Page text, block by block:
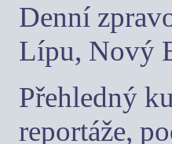
Denní
Lípu, Nový
Přehledný
reportáže,